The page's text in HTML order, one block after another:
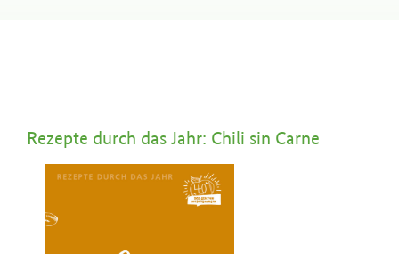
Rezepte durch das Jahr: Chili sin Carne